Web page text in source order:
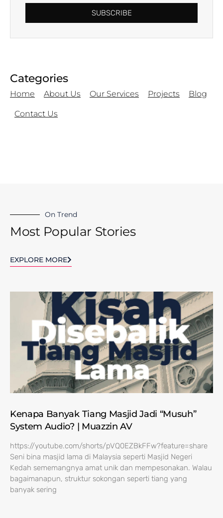
SUBSCRIBE
Categories
Home About Us Our Services Projects Blog
Contact Us
On Trend
Most Popular Stories
EXPLORE MORE
Kenapa Banyak Tiang Masjid Jadi “Musuh”
System Audio? | Muazzin AV
https://youtube.com/shorts/pVQ0EZBkFFw?feature=share
Seni bina masjid lama di Malaysia seperti Masjid Negeri
Kedah sememangnya amat unik dan mempesonakan. Walau
bagaimanapun, struktur sokongan seperti tiang yang
banyak sering